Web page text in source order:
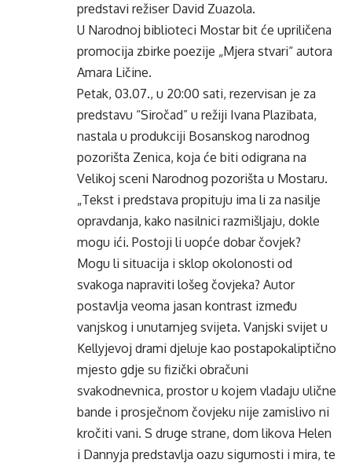
predstavi režiser David Zuazola.
U Narodnoj biblioteci Mostar bit će upriličena
promocija zbirke poezije „Mjera stvari“ autora
Amara Ličine.
Petak, 03.07., u 20:00 sati, rezervisan je za
predstavu “Siročad” u režiji Ivana Plazibata,
nastala u produkciji Bosanskog narodnog
pozorišta Zenica, koja će biti odigrana na
Velikoj sceni Narodnog pozorišta u Mostaru.
„Tekst i predstava propituju ima li za nasilje
opravdanja, kako nasilnici razmišljaju, dokle
mogu ići. Postoji li uopće dobar čovjek?
Mogu li situacija i sklop okolonosti od
svakoga napraviti lošeg čovjeka? Autor
postavlja veoma jasan kontrast između
vanjskog i unutarnjeg svijeta. Vanjski svijet u
Kellyjevoj drami djeluje kao postapokaliptično
mjesto gdje su fizički obračuni
svakodnevnica, prostor u kojem vladaju ulične
bande i prosječnom čovjeku nije zamislivo ni
kročiti vani. S druge strane, dom likova Helen
i Dannyja predstavlja oazu sigurnosti i mira, te